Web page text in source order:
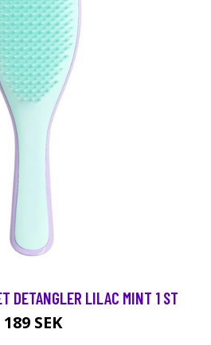
DETANGLER LILAC MINT 1 ST
189 SEK